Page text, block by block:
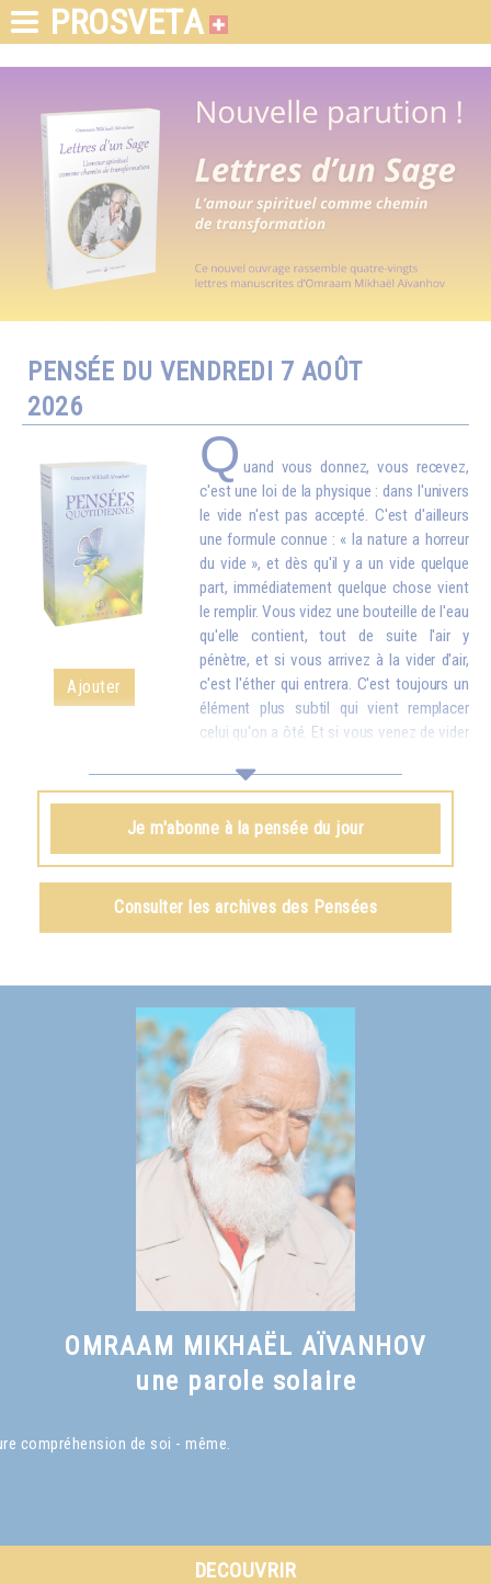
PROSVETA
PENSÉE DU VENDREDI 7 AOÛT
2026
Ajouter
Q uand vous donnez, vous recevez,
c'est une loi de la physique : dans l'univers
le vide n'est pas accepté. C'est d'ailleurs
une formule connue : « la nature a horreur
du vide », et dès qu'il y a un vide quelque
part, immédiatement quelque chose vient
le remplir. Vous videz une bouteille de l'eau
qu'elle contient, tout de suite l'air y
pénètre, et si vous arrivez à la vider d'air,
c'est l'éther qui entrera. C'est toujours un
élément plus subtil qui vient remplacer
celui qu'on a ôté. Et si vous venez de vider
les créatures, quelque chose d'en haut arrive tout de suite pour vous
remplir.
Omraam Mikhaël Aïvanhov
Voir le livreCréation artistique et création spirituelle,
Je m'abonne à la pensée du jour
Consulter les archives des Pensées
OMRAAM MIKHAËL AÏVANHOV
une parole solaire
compréhension de soi - même.
DECOUVRIR